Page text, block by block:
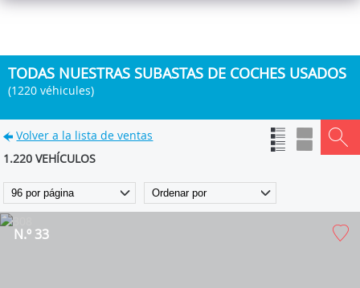
TODAS NUESTRAS SUBASTAS DE COCHES USADOS
(1220 véhicules)
Volver a la lista de ventas
1.220 VEHÍCULOS
N.º 33